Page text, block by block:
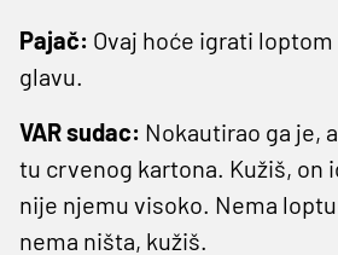
Pajač: Ovaj hoće igrati loptom
glavu.
VAR sudac: Nokautirao ga je,
tu crvenog kartona. Kužiš, on
nije njemu visoko. Nema
nema ništa, kužiš.